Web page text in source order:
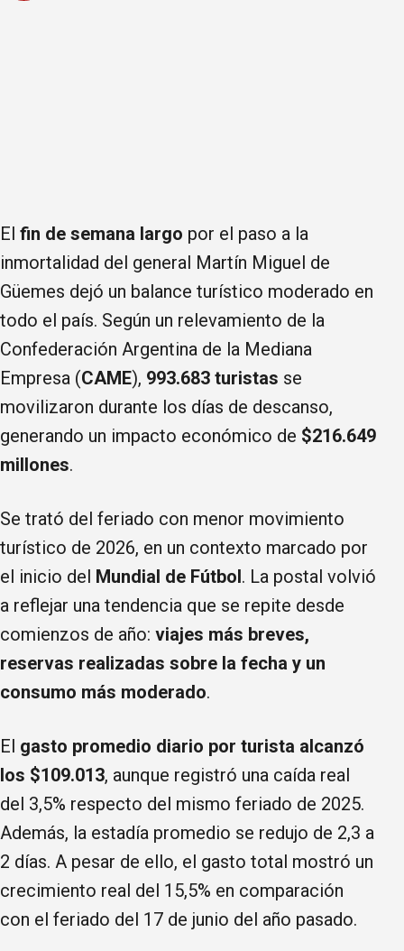
El fin de semana largo por el paso a la
inmortalidad del general Martín Miguel de
Güemes dejó un balance turístico moderado en
todo el país. Según un relevamiento de la
Confederación Argentina de la Mediana
Empresa (CAME), 993.683 turistas se
movilizaron durante los días de descanso,
generando un impacto económico de $216.649
millones.
Se trató del feriado con menor movimiento
turístico de 2026, en un contexto marcado por
el inicio del Mundial de Fútbol. La postal volvió
a reflejar una tendencia que se repite desde
comienzos de año: viajes más breves,
reservas realizadas sobre la fecha y un
consumo más moderado.
El gasto promedio diario por turista alcanzó
los $109.013, aunque registró una caída real
del 3,5% respecto del mismo feriado de 2025.
Además, la estadía promedio se redujo de 2,3 a
2 días. A pesar de ello, el gasto total mostró un
crecimiento real del 15,5% en comparación
con el feriado del 17 de junio del año pasado.